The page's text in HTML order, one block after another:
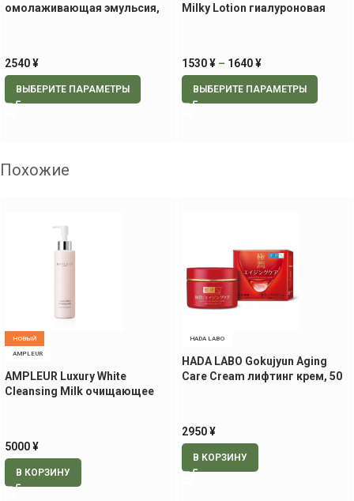
омолаживающая эмульсия,
2540¥
ВЫБЕРИТЕ ПАРАМЕТРЫ
Milky Lotion гиалуроновая
1530¥ – 1640¥
ВЫБЕРИТЕ ПАРАМЕТРЫ
Похожие
НОВЫЙ
AMPLEUR
AMPLEUR Luxury White
Cleansing Milk очищающее
5000¥
В КОРЗИНУ
HADA LABO
HADA LABO Gokujyun Aging
Care Cream лифтинг крем, 50
2950¥
В КОРЗИНУ